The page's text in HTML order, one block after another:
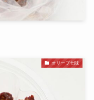
オリーブ七味